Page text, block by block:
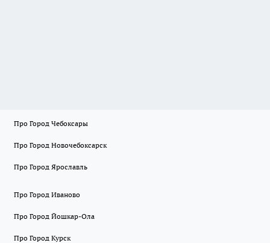
Про Город Чебоксары
Про Город Новочебоксарск
Про Город Ярославль
Про Город Иваново
Про Город Йошкар-Ола
Про Город Курск